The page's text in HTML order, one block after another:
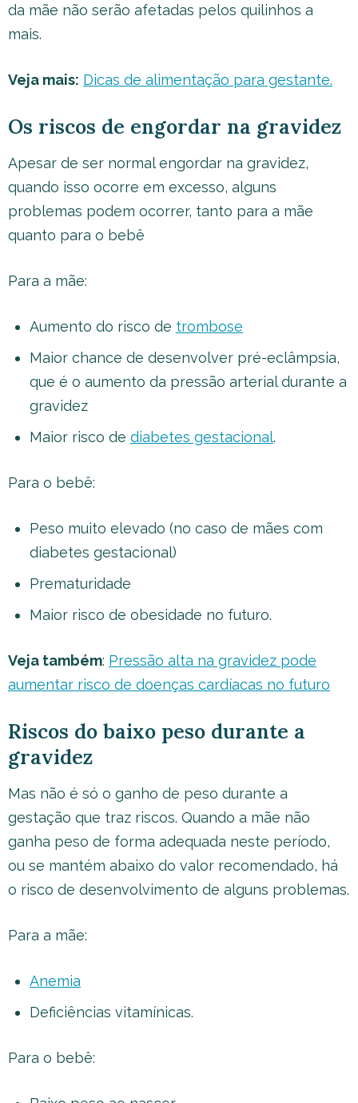
da mãe não serão afetadas pelos quilinhos a
mais.
Veja mais: Dicas de alimentação para gestante.
Os riscos de engordar na gravidez
Apesar de ser normal engordar na gravidez,
quando isso ocorre em excesso, alguns
problemas podem ocorrer, tanto para a mãe
quanto para o bebê
Para a mãe:
Aumento do risco de trombose
Maior chance de desenvolver pré-eclâmpsia,
que é o aumento da pressão arterial durante a
gravidez
Maior risco de diabetes gestacional.
Para o bebê:
Peso muito elevado (no caso de mães com
diabetes gestacional)
Prematuridade
Maior risco de obesidade no futuro.
Veja também: Pressão alta na gravidez pode
aumentar risco de doenças cardíacas no futuro
Riscos do baixo peso durante a
gravidez
Mas não é só o ganho de peso durante a
gestação que traz riscos. Quando a mãe não
ganha peso de forma adequada neste período,
ou se mantém abaixo do valor recomendado, há
o risco de desenvolvimento de alguns problemas.
Para a mãe:
Anemia
Deficiências vitamínicas.
Para o bebê: